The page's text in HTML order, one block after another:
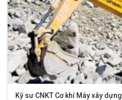
Kỹ sư CNKT Cơ khí Máy xây dựng